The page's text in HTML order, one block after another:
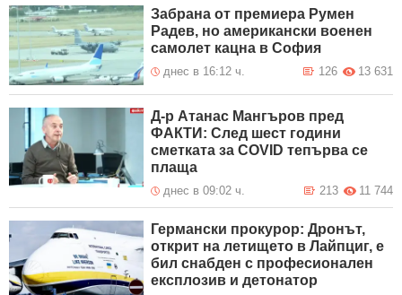
Забрана от премиера Румен
Радев, но американски военен
самолет кацна в София
днес в 16:12 ч. 13 631
126
Д-р Атанас Мангъров пред
ФАКТИ: След шест години
сметката за COVID тепърва се
плаща
днес в 09:02 ч. 11 744
213
Германски прокурор: Дронът,
открит на летището в Лайпциг, е
бил снабден с професионален
експлозив и детонатор